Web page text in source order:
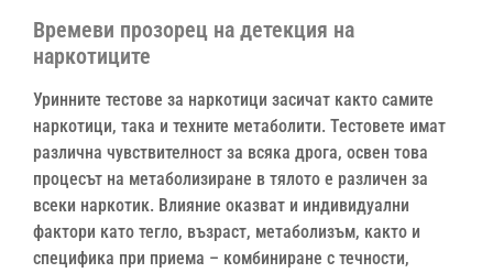
Времеви прозорец на детекция на
наркотиците
Уринните тестове за наркотици засичат както самите
наркотици, така и техните метаболити. Тестовете имат
различна чувствителност за всяка дрога, освен това
процесът на метаболизиране в тялото е различен за
всеки наркотик. Влияние оказват и индивидуални
фактори като тегло, възраст, метаболизъм, както и
специфика при приема – комбиниране с течности,